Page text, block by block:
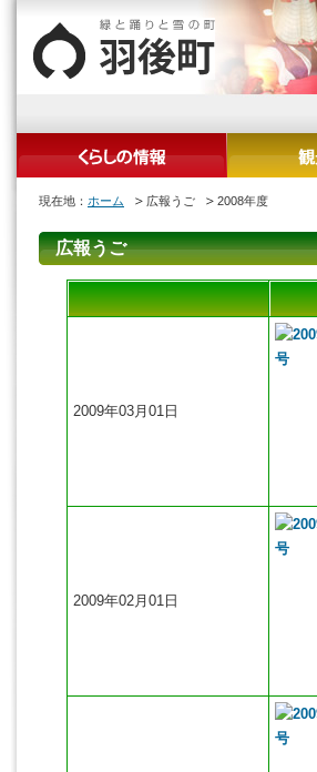
現在地： ホーム 広報うご 2008年度
広報うご
2009年03月01日
2009年02月01日